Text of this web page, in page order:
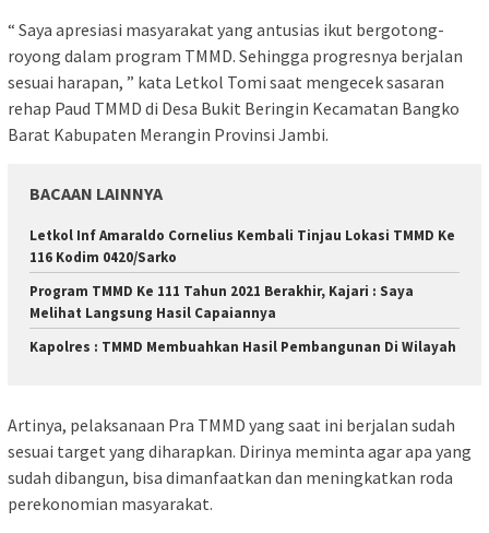
“ Saya apresiasi masyarakat yang antusias ikut bergotong-
royong dalam program TMMD. Sehingga progresnya berjalan
sesuai harapan, ” kata Letkol Tomi saat mengecek sasaran
rehap Paud TMMD di Desa Bukit Beringin Kecamatan Bangko
Barat Kabupaten Merangin Provinsi Jambi.
BACAAN LAINNYA
Letkol Inf Amaraldo Cornelius Kembali Tinjau Lokasi TMMD Ke
116 Kodim 0420/Sarko
Program TMMD Ke 111 Tahun 2021 Berakhir, Kajari : Saya
Melihat Langsung Hasil Capaiannya
Kapolres : TMMD Membuahkan Hasil Pembangunan Di Wilayah
Artinya, pelaksanaan Pra TMMD yang saat ini berjalan sudah
sesuai target yang diharapkan. Dirinya meminta agar apa yang
sudah dibangun, bisa dimanfaatkan dan meningkatkan roda
perekonomian masyarakat.